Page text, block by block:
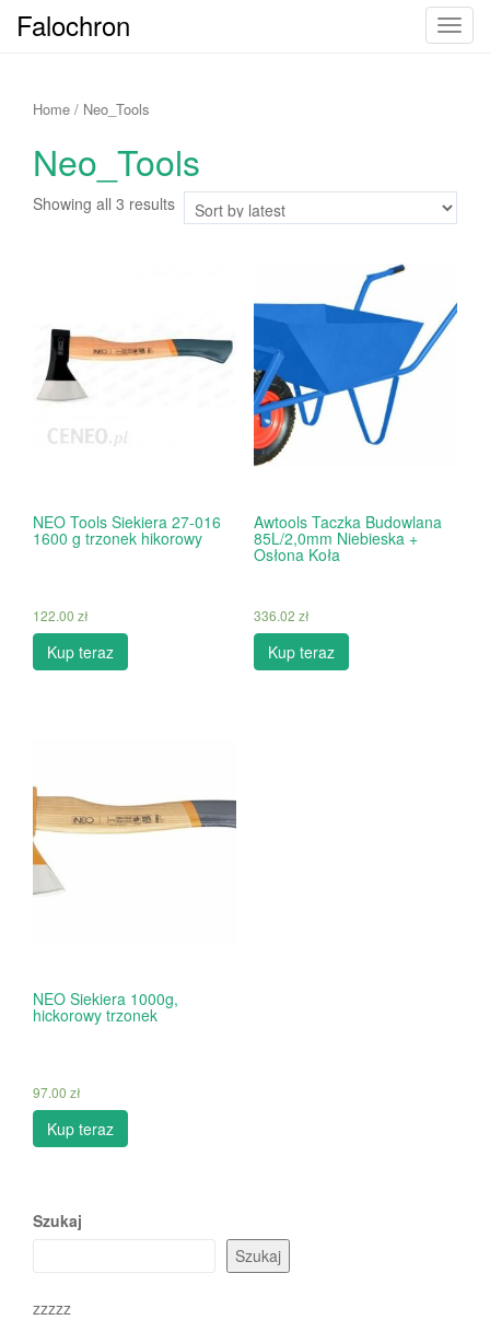
T
a
v
a
t
Falochron
Home / Neo_Tools
Neo_Tools
Showing all 3 results
NEO Tools Siekiera 27-016
1600 g trzonek hikorowy
122.00 zł
Kup teraz
Awtools Taczka Budowlana
85L/2,0mm Niebieska +
Osłona Koła
336.02 zł
Kup teraz
NEO Siekiera 1000g,
hickorowy trzonek
97.00 zł
Kup teraz
Szukaj
Szukaj
zzzzz